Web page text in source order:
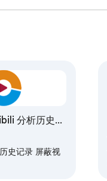
🚀
分析历史记
史记录 屏蔽视